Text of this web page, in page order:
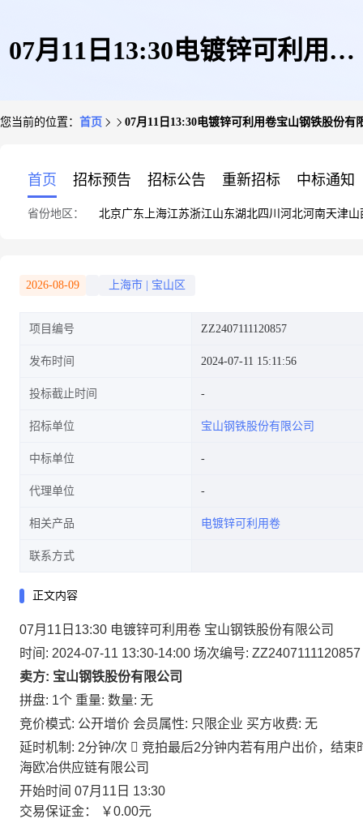
07月11日13:30电镀锌可利用卷
您当前的位置： 首页 07月11日13:30电镀锌可利用卷宝山钢铁股份有
首页 招标预告 招标公告 重新招标 中标通知
省份地区： 北京广东 上海江苏浙江山东湖北四川 河北河南天津山
2026-08-09 上海市 宝山区
项目编号 ZZ2407111120857
发布时间 2024-07-11 15:11:56
投标截止时间
招标单位 宝山钢铁股份有限公司
中标单位
代理单位
相关产品 电镀锌可利用卷
联系方式
正文内容
07月11日13:30 电镀锌可利用卷 宝山钢铁股份有限公司
时间: 2024-07-11 13:30-14:00 场次编号: ZZ2407111120857
卖方: 宝山钢铁股份有限公司
拼盘: 1个 重量: 数量: 无
竞价模式: 公开增价 会员属性: 只限企业 买方收费: 无
延时机制: 2分钟/次  竞拍最后2分钟内若有用户出价，结
海欧冶供应链有限公司
开始时间 07月11日 13:30
交易保证金：
￥0.00元